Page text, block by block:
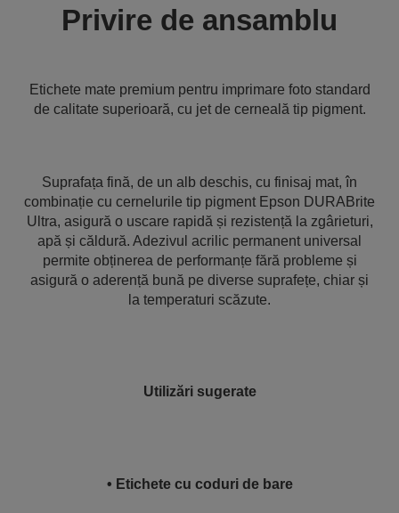
Privire de ansamblu
Etichete mate premium pentru imprimare foto standard
de calitate superioară, cu jet de cerneală tip pigment.
Suprafața fină, de un alb deschis, cu finisaj mat, în
combinație cu cernelurile tip pigment Epson DURABrite
Ultra, asigură o uscare rapidă și rezistență la zgârieturi,
apă și căldură. Adezivul acrilic permanent universal
permite obținerea de performanțe fără probleme și
asigură o aderență bună pe diverse suprafețe, chiar și
la temperaturi scăzute.
Utilizări sugerate
• Etichete cu coduri de bare